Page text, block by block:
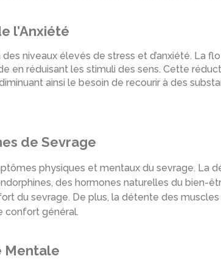
l’Anxiété
niveaux élevés de stress et d’anxiété. La
en réduisant les stimuli des sens. Cette
ainsi le besoin de recourir à des
de Sevrage
physiques et mentaux du sevrage. La
des hormones naturelles du bien-
du sevrage. De plus, la détente des
confort général.
Mentale